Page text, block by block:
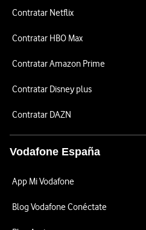
Contratar Netflix
Contratar HBO Max
Contratar Amazon Prime
Contratar Disney plus
Contratar DAZN
Vodafone España
App Mi Vodafone
Blog Vodafone Conéctate